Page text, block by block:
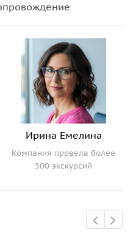
Ирина Емелина
Компания провела более
500 экскурсий